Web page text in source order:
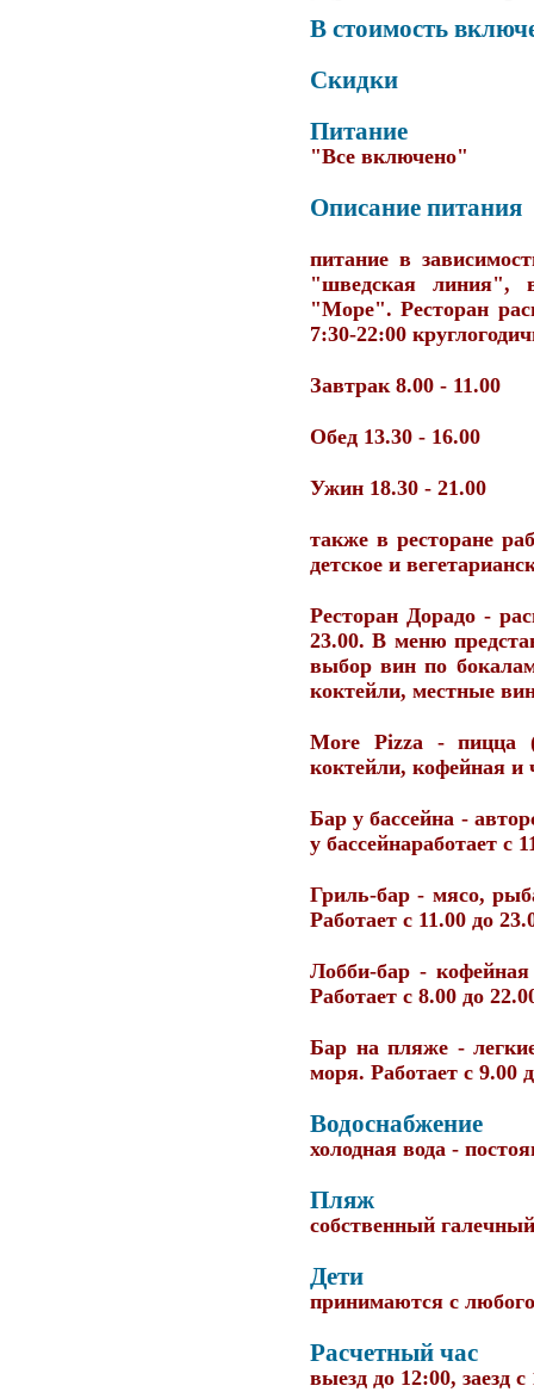
В стоимость
Скидки
Питание
"Все включено"
Описание питания
питание в
"шведская линия",
"Море". Ресторан
7:30-22:00
Завтрак 8.00 - 11.00
Обед 13.30 - 16.00
Ужин 18.30 - 21.00
также в ресторане
детское и
Ресторан Дорадо -
23.00. В меню
выбор вин по
коктейли, местные
More Pizza- пицца
коктейли, кофейная и
Бар у бассейна -
у бассейнаработает с
Гриль-бар - мясо,
Работает с 11.00 до
Лобби-бар -
Работает с 8.00 до
Бар на пляже -
моря. Работает с 9.00
Водоснабжение
холодная вода -
Пляж
собственный
Дети
принимаются с
Расчетный час
выезд до 12:00, заезд с